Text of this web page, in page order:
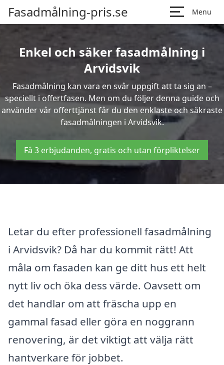
Fasadmålning-pris.se Menu
Enkel och säker fasadmålning i
Arvidsvik
Fasadmålning kan vara en svår uppgift att ta sig an –
speciellt i offertfasen. Men om du följer denna guide och
använder vår offerttjänst får du den enklaste och säkraste
fasadmålningen i Arvidsvik.
Få 3 erbjudanden, gratis och utan förpliktelser
Letar du efter professionell fasadmålning
i Arvidsvik? Då har du kommit rätt! Att
måla om fasaden kan ge ditt hus ett helt
nytt liv och öka dess värde. Oavsett om
det handlar om att fräscha upp en
gammal fasad eller göra en noggrann
renovering, är det viktigt att välja rätt
hantverkare för jobbet.